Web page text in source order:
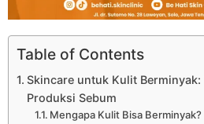
Table of Contents
Skincare untuk Kulit
Produksi Sebum
Mengapa Kulit Bisa Berminyak?